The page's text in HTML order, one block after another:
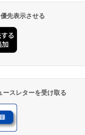
先表示させる
スレターを受け取る